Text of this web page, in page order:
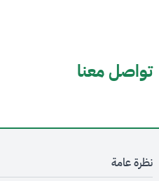
تواصل معنا
نظرة عامة